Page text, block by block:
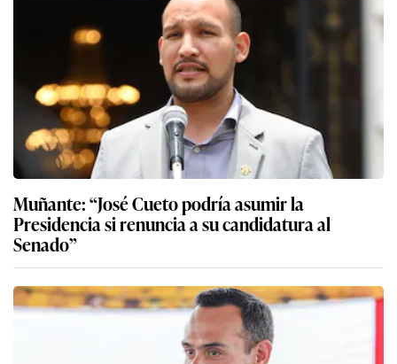
Muñante: “José Cueto podría asumir la
Presidencia si renuncia a su candidatura al
Senado”